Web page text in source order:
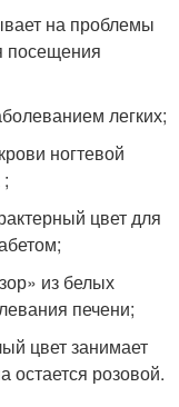
на проблемы
посещения
легких;
ногтевой
цвет для
из белых
печени;
цвет занимает
остается розовой.